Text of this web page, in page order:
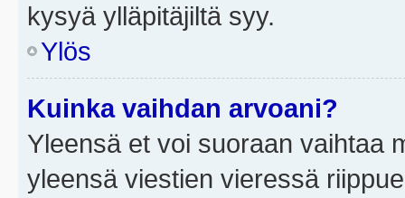
kysyä ylläpitäjiltä syy.
Ylös
Kuinka vaihdan arvoani?
Yleensä et voi suoraan vaihtaa
yleensä viestien vieressä